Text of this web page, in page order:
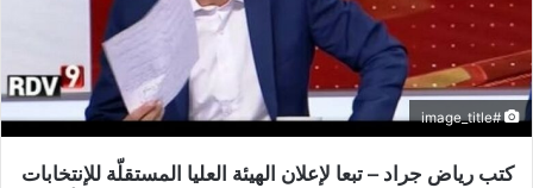
#image_title
كتب رياض جراد – تبعا لإعلان الهيئة العليا المستقلّة للإنتخابات